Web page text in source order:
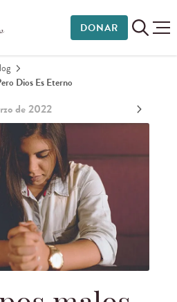
DONAR
Dios Es Eterno
de 2022